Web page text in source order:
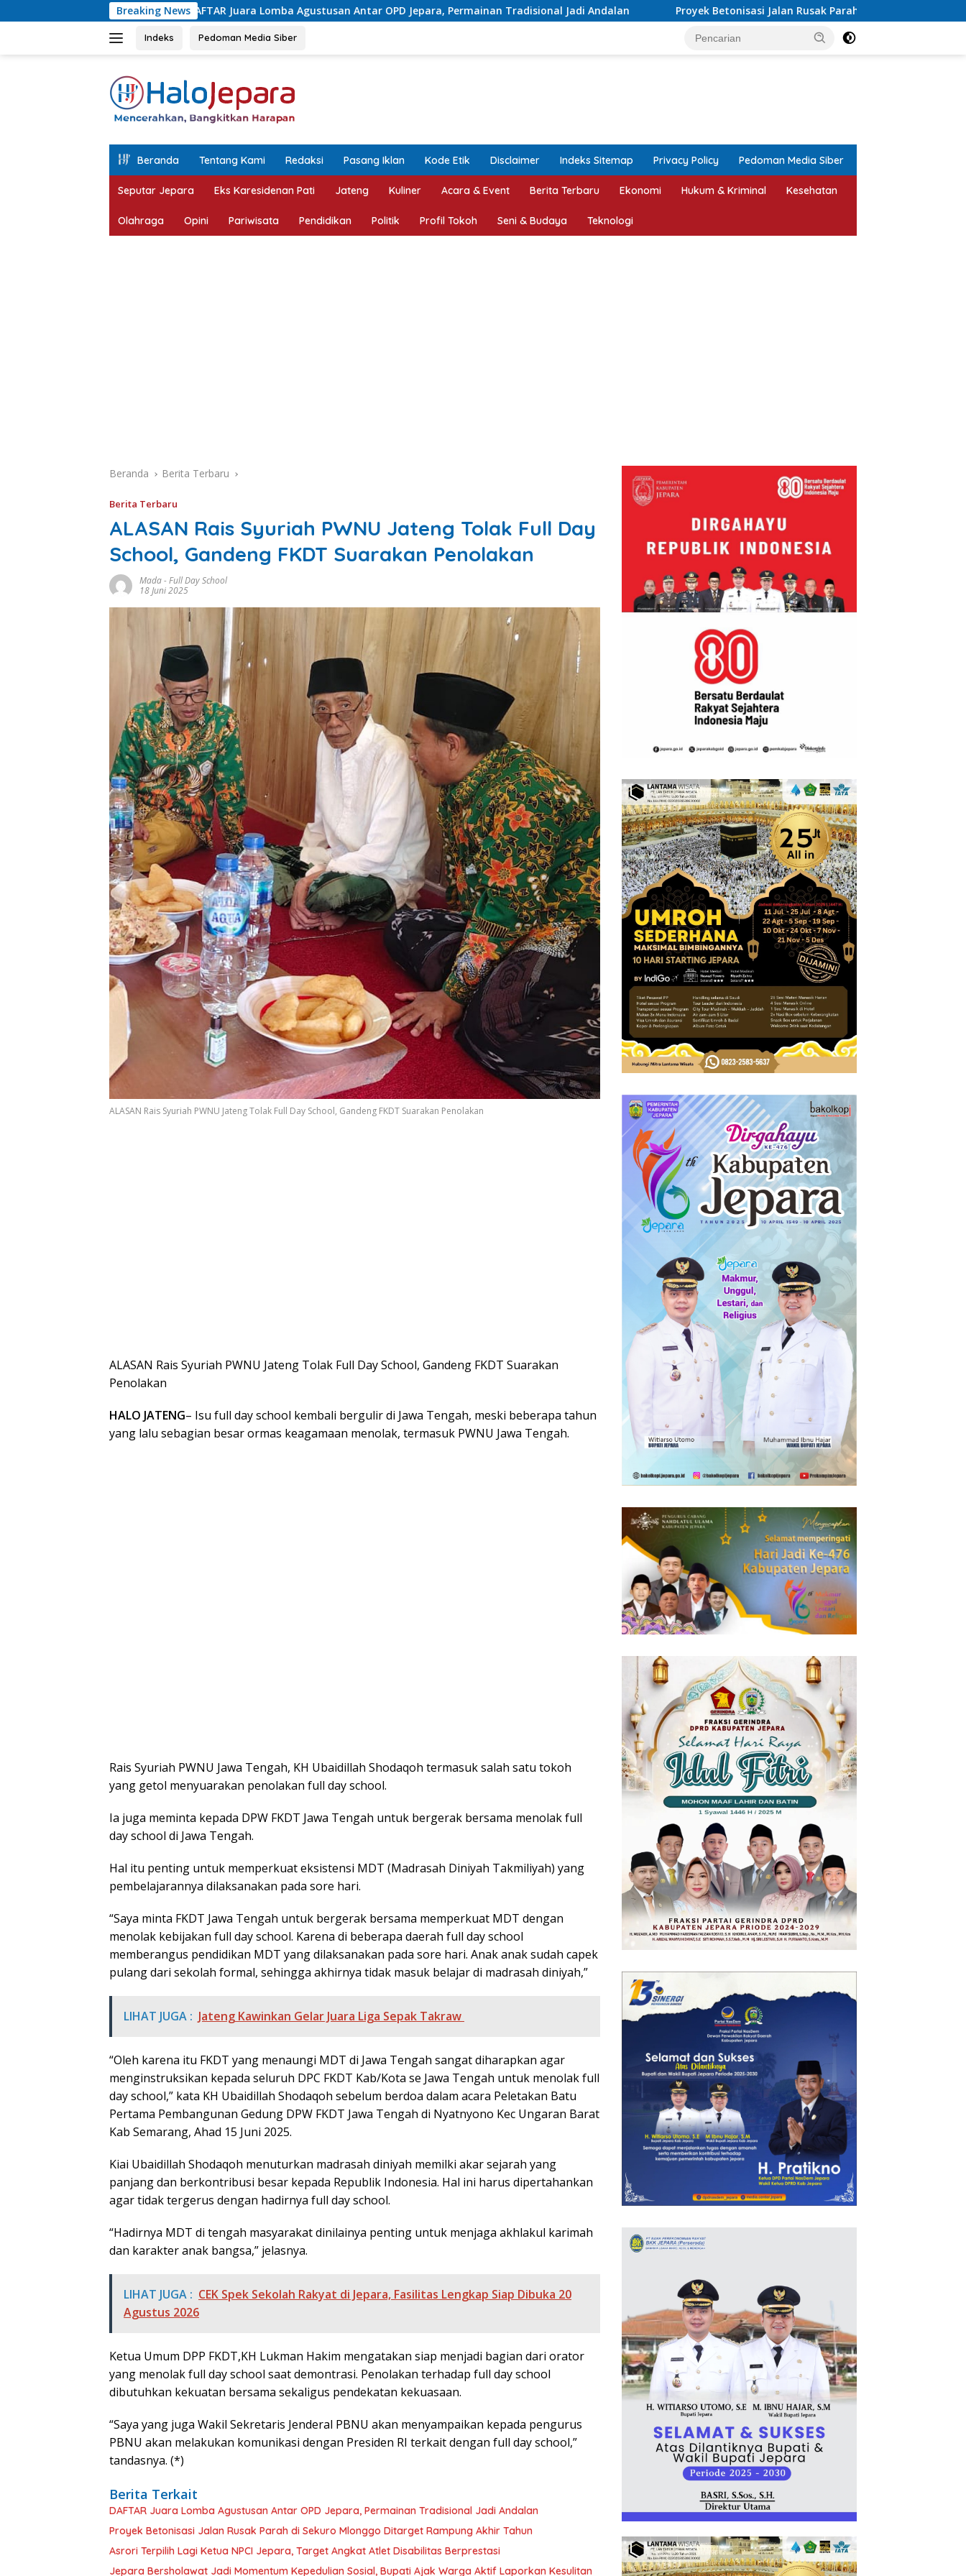
ke
Breaking News
DAFTAR Juara Lomba Agustusan Antar OPD Jepara, Permainan Tradisional Jadi Andalan Proyek Betonisasi Jalan Rusak Parah di Sekuro Mlonggo Ditarget Rampung
Indeks Pedoman Media Siber
Beranda Tentang Kami Redaksi Pasang Iklan Kode Etik Disclaimer Indeks Sitemap Privacy Policy Pedoman Media Siber
Seputar Jepara Eks Karesidenan Pati Jateng Kuliner Acara & Event Berita Terbaru Ekonomi Hukum & Kriminal Kesehatan
Olahraga Opini Pariwisata Pendidikan Politik Profil Tokoh Seni & Budaya Teknologi
Beranda Berita Terbaru
Berita Terbaru
ALASAN Rais Syuriah PWNU Jateng Tolak Full Day
School, Gandeng FKDT Suarakan Penolakan
Mada-Full Day School
18 Juni 2025
ALASAN Rais Syuriah PWNU Jateng Tolak Full Day School, Gandeng FKDT Suarakan Penolakan
ALASAN Rais Syuriah PWNU Jateng Tolak Full Day School, Gandeng FKDT Suarakan
Penolakan
HALO JATENG– Isu full day school kembali bergulir di Jawa Tengah, meski beberapa tahun
yang lalu sebagian besar ormas keagamaan menolak, termasuk PWNU Jawa Tengah.
Rais Syuriah PWNU Jawa Tengah, KH Ubaidillah Shodaqoh termasuk salah satu tokoh
yang getol menyuarakan penolakan full day school.
Ia juga meminta kepada DPW FKDT Jawa Tengah untuk bergerak bersama menolak full
day school di Jawa Tengah.
Hal itu penting untuk memperkuat eksistensi MDT (Madrasah Diniyah Takmiliyah) yang
pembelajarannya dilaksanakan pada sore hari.
“Saya minta FKDT Jawa Tengah untuk bergerak bersama memperkuat MDT dengan
menolak kebijakan full day school. Karena di beberapa daerah full day school
memberangus pendidikan MDT yang dilaksanakan pada sore hari. Anak anak sudah capek
pulang dari sekolah formal, sehingga akhirnya tidak masuk belajar di madrasah diniyah,”
LIHAT JUGA : Jateng Kawinkan Gelar Juara Liga Sepak Takraw
“Oleh karena itu FKDT yang menaungi MDT di Jawa Tengah sangat diharapkan agar
menginstruksikan kepada seluruh DPC FKDT Kab/Kota se Jawa Tengah untuk menolak full
day school,” kata KH Ubaidillah Shodaqoh sebelum berdoa dalam acara Peletakan Batu
Pertama Pembangunan Gedung DPW FKDT Jawa Tengah di Nyatnyono Kec Ungaran Barat
Kab Semarang, Ahad 15 Juni 2025.
Kiai Ubaidillah Shodaqoh menuturkan madrasah diniyah memilki akar sejarah yang
panjang dan berkontribusi besar kepada Republik Indonesia. Hal ini harus dipertahankan
agar tidak tergerus dengan hadirnya full day school.
“Hadirnya MDT di tengah masyarakat dinilainya penting untuk menjaga akhlakul karimah
dan karakter anak bangsa,” jelasnya.
LIHAT JUGA : CEK Spek Sekolah Rakyat di Jepara, Fasilitas Lengkap Siap Dibuka 20
Agustus 2026
Ketua Umum DPP FKDT,KH Lukman Hakim mengatakan siap menjadi bagian dari orator
yang menolak full day school saat demontrasi. Penolakan terhadap full day school
dibutuhkan kekuatan bersama sekaligus pendekatan kekuasaan.
“Saya yang juga Wakil Sekretaris Jenderal PBNU akan menyampaikan kepada pengurus
PBNU akan melakukan komunikasi dengan Presiden RI terkait dengan full day school,”
tandasnya. (*)
Berita Terkait
DAFTAR Juara Lomba Agustusan Antar OPD Jepara, Permainan Tradisional Jadi Andalan
Proyek Betonisasi Jalan Rusak Parah di Sekuro Mlonggo Ditarget Rampung Akhir Tahun
Asrori Terpilih Lagi Ketua NPCI Jepara, Target Angkat Atlet Disabilitas Berprestasi
Jepara Bersholawat Jadi Momentum Kepedulian Sosial, Bupati Ajak Warga Aktif Laporkan Kesulitan